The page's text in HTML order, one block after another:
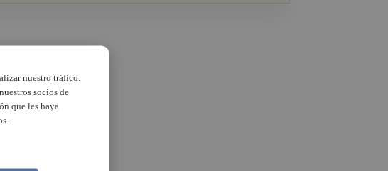
nuestro tráfico.
socios de
que les haya